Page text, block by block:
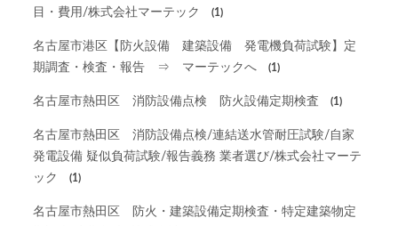
目・費用/株式会社マーテック
(1)
名古屋市港区【防火設備 建築設備 発電機負荷試験】定
期調査・検査・報告 ⇒ マーテックへ
(1)
名古屋市熱田区 消防設備点検 防火設備定期検査 (1)
名古屋市熱田区 消防設備点検/連結送水管耐圧試験/自家
発電設備 疑似負荷試験/報告義務 業者選び/株式会社マーテ
ック
(1)
名古屋市熱田区 防火・建築設備定期検査・特定建築物定